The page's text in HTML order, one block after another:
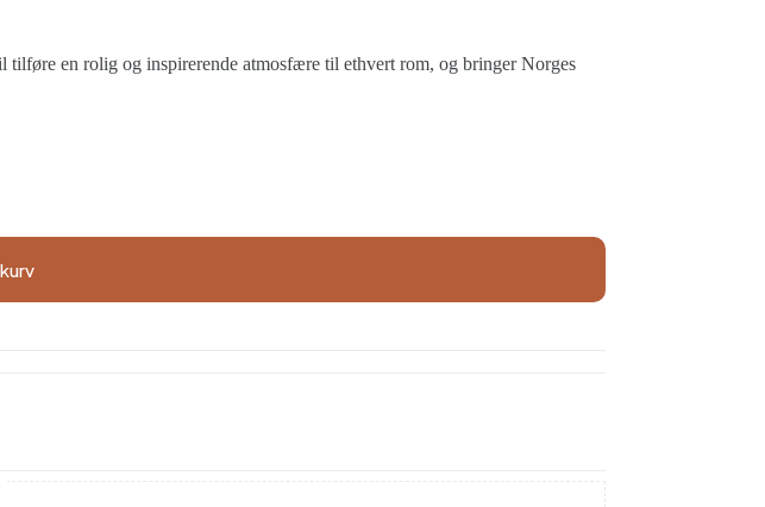
en rolig og inspirerende atmosfære til ethvert rom, og bringer Norges